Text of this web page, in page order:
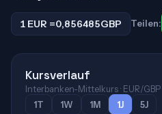
1 EUR =0,856485GBP Teilen:
Kursverlauf
Interbanken-Mittelkurs · EUR/GBP
1T
1W 1M 1J 5J